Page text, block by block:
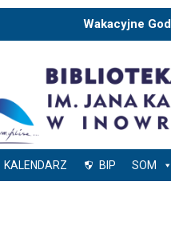
Wakacyjne
KALENDARZ BIP SOM